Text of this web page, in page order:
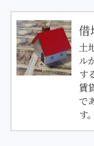
借
土
ル
す
賃
で
す